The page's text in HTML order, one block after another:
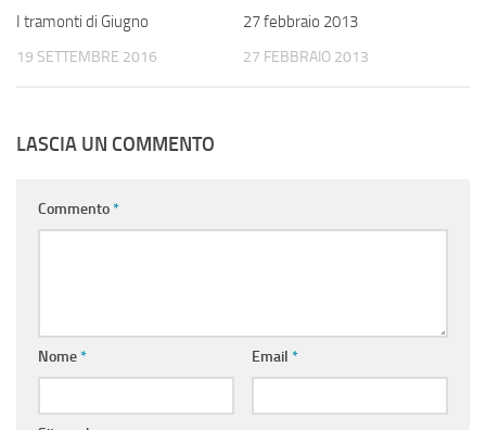
I tramonti di Giugno
19 SETTEMBRE 2016
27 febbraio 2013
27 FEBBRAIO 2013
LASCIA UN COMMENTO
Commento*
Nome* Email *